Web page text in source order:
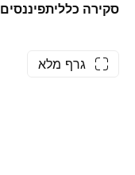
סקירה כלליתפיננסים
גרף מלא